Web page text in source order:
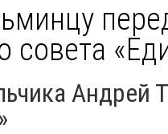
совета
Андрей